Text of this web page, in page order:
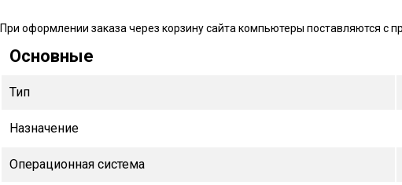
При оформлении заказа через корзину сайта компьютеры поставляются с
Основные
Тип
Назначение
Операционная система